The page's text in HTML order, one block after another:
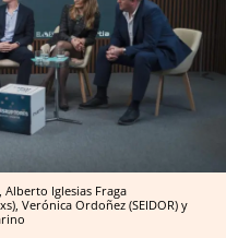
Alberto Iglesias Fraga
Verónica Ordoñez (SEIDOR) y